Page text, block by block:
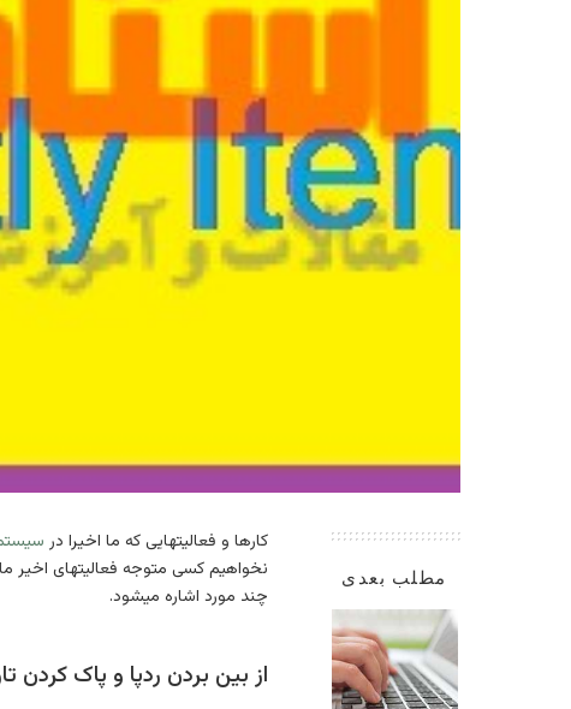
مطلب بعدی
کارها و فعالیتهایی که ما اخیرا در
نخواهیم کسی متوجه فعالیتهای اخیر ما
چند مورد اشاره میشود.
از بین بردن ردپا و پاک کردن